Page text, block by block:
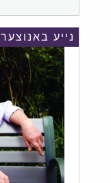
נייע באנוצער